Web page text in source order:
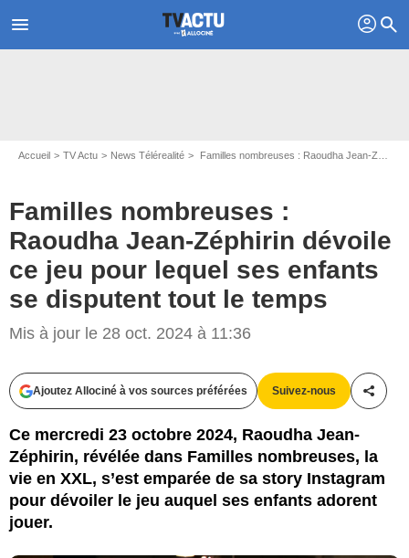
menu profil search
Accueil TV Actu News Télérealité Familles nombreuses : Raoudha Jean-Zéphirin dévoile ce jeu pour lequel ses enfants se disputent tout le temps
Familles nombreuses :
Raoudha Jean-Zéphirin dévoile
ce jeu pour lequel ses enfants
se disputent tout le temps
Mis à jour le 28 oct. 2024 à 11:36
Ajoutez Allociné à vos sources préférées Suivez-nous
Ce mercredi 23 octobre 2024, Raoudha Jean-
Zéphirin, révélée dans Familles nombreuses, la
vie en XXL, s’est emparée de sa story Instagram
pour dévoiler le jeu auquel ses enfants adorent
jouer.